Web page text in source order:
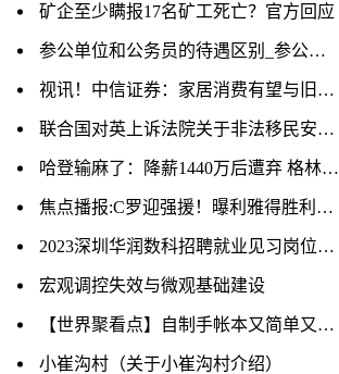
矿企至少瞒报17名矿工死亡？官方回应
参公单位和公务员的待遇区别_参公管理和公务员待遇_天天信息
视讯！中信证券：家居消费有望与旧改相配合 带动存量更新需求
联合国对英上诉法院关于非法移民安置计划的裁决表示欢迎 世界新消息
哈登输麻了：降薪1440万后遭弃 格林拒与他搭档 三年1.5亿没人给
焦点播报:C罗迎强援！曝利雅得胜利签国米中场达协议 3年合同狂赚1亿欧
2023深圳华润数科招聘就业见习岗位一览 环球短讯
宏观调控失效与微观基础建设
【世界聚看点】自制手帐本又简单又漂亮（自己动手做一本可爱满分的手帐本吧）
小崔沟村（关于小崔沟村介绍）